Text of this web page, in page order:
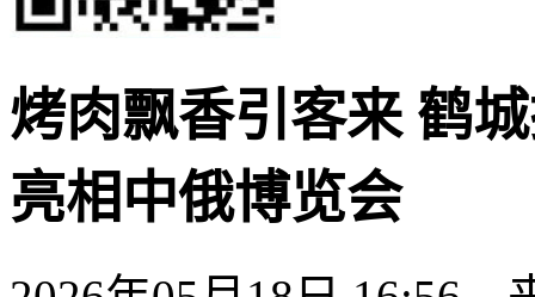
烤肉飘香引客来 鹤
亮相中俄博览会